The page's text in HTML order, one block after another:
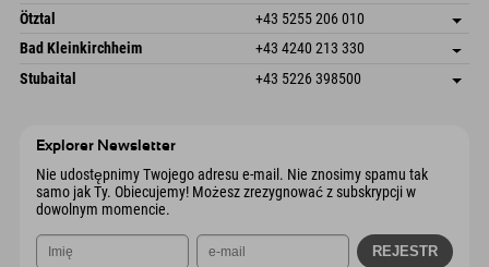
Austria
Książka
Freizeitpark 10
4573 Hinterstoder
Austria
Zapisz adres
Informacje o przyjeździe
Książka
Ötztal +43 5255 206 010
Gscheat 14
Austria
Zapisz adres
Książka
Bad Kleinkirchheim +43 4240 213 330
Dorfstraße 24
9546 Bad Kleinkirchheim
Zapisz adres
Informacje o przyjeździe
Stubaital +43 5226 398500
Explorer Newsletter
Nie udostępnimy Twojego adresu e-mail. Nie znosimy spamu tak
samo jak Ty. Obiecujemy! Możesz zrezygnować z subskrypcji w
dowolnym momencie.